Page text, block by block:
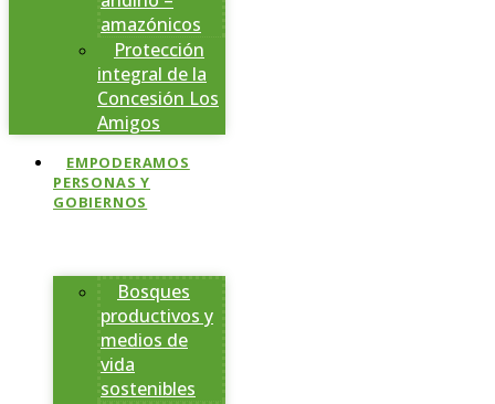
amazónicos
Protección
integral de la
Concesión Los
Amigos
EMPODERAMOS
PERSONAS Y
GOBIERNOS
Bosques
productivos y
medios de
vida
sostenibles